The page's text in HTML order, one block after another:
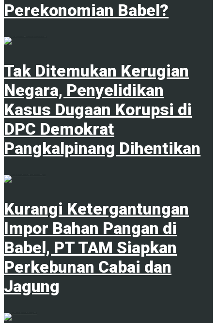
Perekonomian Babel?
Tak Ditemukan Kerugian
Negara, Penyelidikan
Kasus Dugaan Korupsi di
DPC Demokrat
Pangkalpinang Dihentikan
Kurangi Ketergantungan
Impor Bahan Pangan di
Babel, PT TAM Siapkan
Perkebunan Cabai dan
Jagung